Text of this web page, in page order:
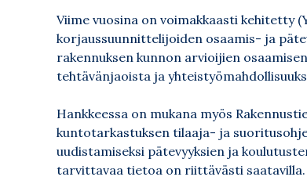
Viime vuosina on voimakkaasti kehitetty
korjaussuunnittelijoiden osaamis- ja
rakennuksen kunnon arvioijien
tehtävänjaoista ja
Hankkeessa on mukana myös
kuntotarkastuksen tilaaja- ja
uudistamiseksi pätevyyksien ja
tarvittavaa tietoa on riittävästi saatavilla.